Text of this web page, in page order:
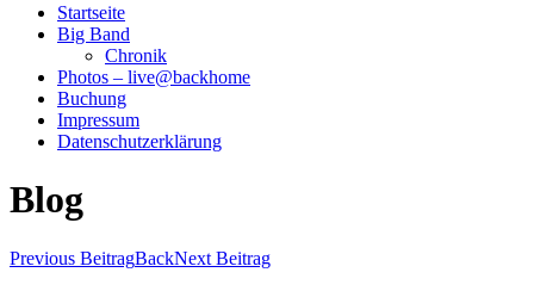
Startseite
Big Band
Chronik
Photos – live@backhome
Buchung
Impressum
Datenschutzerklärung
Blog
Previous BeitragBackNext Beitrag